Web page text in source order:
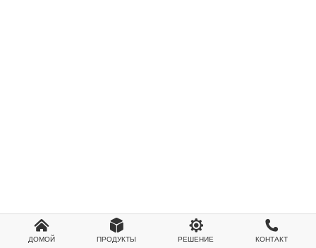

ДОМОЙ

ПРОДУКТЫ

РЕШЕНИЕ

КОНТАКТ